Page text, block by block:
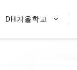
DH겨울학교